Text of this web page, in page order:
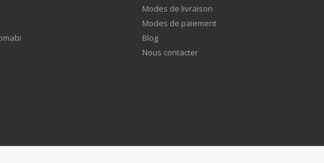
Modes de livraison
Modes de paiement
Blog
Nous contacter